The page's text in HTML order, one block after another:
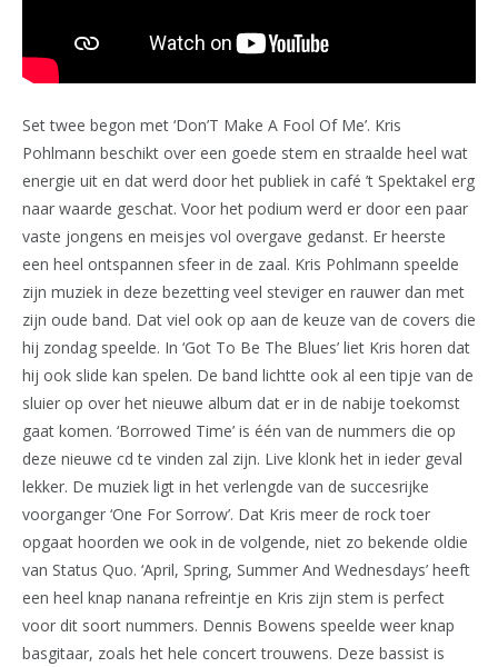
Set twee begon met ‘Don’T Make A Fool Of Me’. Kris
Pohlmann beschikt over een goede stem en straalde heel wat
energie uit en dat werd door het publiek in café ’t Spektakel erg
naar waarde geschat. Voor het podium werd er door een paar
vaste jongens en meisjes vol overgave gedanst. Er heerste
een heel ontspannen sfeer in de zaal. Kris Pohlmann speelde
zijn muziek in deze bezetting veel steviger en rauwer dan met
zijn oude band. Dat viel ook op aan de keuze van de covers die
hij zondag speelde. In ‘Got To Be The Blues’ liet Kris horen dat
hij ook slide kan spelen. De band lichtte ook al een tipje van de
sluier op over het nieuwe album dat er in de nabije toekomst
gaat komen. ‘Borrowed Time’ is één van de nummers die op
deze nieuwe cd te vinden zal zijn. Live klonk het in ieder geval
lekker. De muziek ligt in het verlengde van de succesrijke
voorganger ‘One For Sorrow’. Dat Kris meer de rock toer
opgaat hoorden we ook in de volgende, niet zo bekende oldie
van Status Quo. ‘April, Spring, Summer And Wednesdays’ heeft
een heel knap nanana refreintje en Kris zijn stem is perfect
voor dit soort nummers. Dennis Bowens speelde weer knap
basgitaar, zoals het hele concert trouwens. Deze bassist is